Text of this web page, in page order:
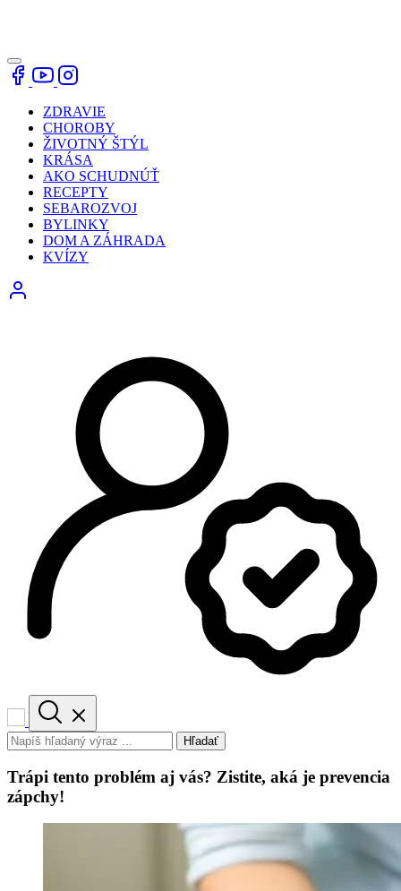
ZDRAVIE
CHOROBY
ŽIVOTNÝ ŠTÝL
KRÁSA
AKO SCHUDNÚŤ
RECEPTY
SEBAROZVOJ
BYLINKY
DOM A ZÁHRADA
KVÍZY
Hľadať
Trápi tento problém aj vás? Zistite, aká je prevencia
zápchy!